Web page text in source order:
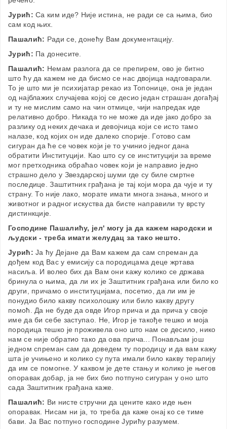
Јурић: Са ким иде? Није истина, не ради се са њима, био
сам код њих.
Пашалић: Ради се, донећу Вам документацију.
Јурић: Па донесите.
Пашалић: Немам разлога да се препирем, ово је битно
што ћу да кажем не да бисмо се нас двојица надговарали.
То је што ми је психијатар рекао из Топонице, она је један
од најблажих случајева којој се десио један страшан догађај
и ту не мислим само на чин отмице, чији напредак иде
релативно добро. Никада то не може да иде јако добро за
разлику од неких дечака и девојчица који се исто тамо
налазе, код којих он иде далеко спорије. Готово сам
сигуран да ће се човек који је то учинио једног дана
обратити Институцији. Као што су се институцији за време
мог претходника обраћао човек који је направио једно
страшно дело у Звездарској шуми где су биле смртне
последице. Заштитник грађана је тај који мора да чује и ту
страну. То није лако, морате имати многа знања, много и
животног и радног искуства да бисте направили ту врсту
дистинкције.
Господине Пашалићу, јел' могу ја да кажем народски и
људски - треба имати желудац за тако нешто.
Јурић: Ја ћу Дејане да Вам кажем да сам спреман да
дођем код Вас у емисију са породицама деце жртава
насиља. И волео бих да Вам они кажу колико се држава
бринула о њима, да ли их је Заштитник грађана или било ко
други, причамо о институцијама, посетио, да ли им је
понудио било какву психолошку или било какву другу
помоћ. Да не буде да овде Игор прича и да прича у своје
име да би себе заступао. Не, Игор је такође тешко и моја
породица тешко је проживела оно што нам се десило, нико
нам се није обратио тако да ова прича... Понављам још
једном спреман сам да доведем ту породицу и да вам кажу
шта је учињено и колико су пута имали било какву терапију
да им се помогне. У каквом је дете стању и колико је његов
опоравак добар, ја не бих био потпуно сигуран у оно што
сада Заштитник грађана каже.
Пашалић: Ви нисте стручни да цените како иде њен
опоравак. Нисам ни ја, то треба да каже онај ко се тиме
бави. Ја Вас потпуно господине Јурићу разумем.